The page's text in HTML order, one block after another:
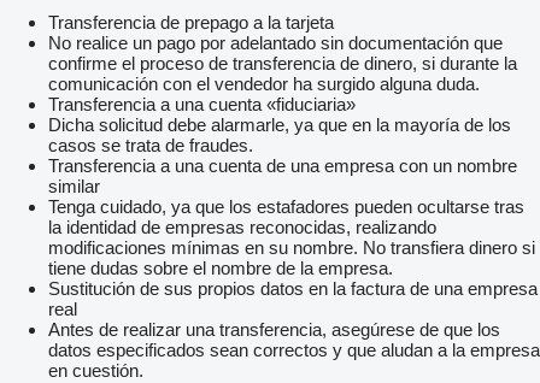
Transferencia de prepago a la tarjeta
No realice un pago por adelantado sin documentación que
confirme el proceso de transferencia de dinero, si durante la
comunicación con el vendedor ha surgido alguna duda.
Transferencia a una cuenta «fiduciaria»
Dicha solicitud debe alarmarle, ya que en la mayoría de los
casos se trata de fraudes.
Transferencia a una cuenta de una empresa con un nombre
similar
Tenga cuidado, ya que los estafadores pueden ocultarse tras
la identidad de empresas reconocidas, realizando
modificaciones mínimas en su nombre. No transfiera dinero si
tiene dudas sobre el nombre de la empresa.
Sustitución de sus propios datos en la factura de una empresa
real
Antes de realizar una transferencia, asegúrese de que los
datos especificados sean correctos y que aludan a la empresa
en cuestión.